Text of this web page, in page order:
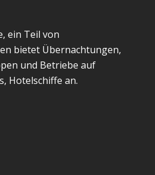
ein Teil von
bietet Übernachtungen,
und Betriebe auf
Hotelschiffe an.